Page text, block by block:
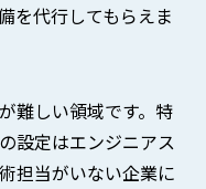
を代行してもらえま
難しい領域です。特
設定はエンジニアス
担当がいない企業に